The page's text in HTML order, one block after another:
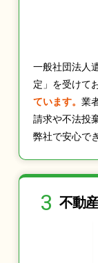
一般社団法人
定」を受けて
ています。 業
請求や不法投
弊社で安心で
3 不動